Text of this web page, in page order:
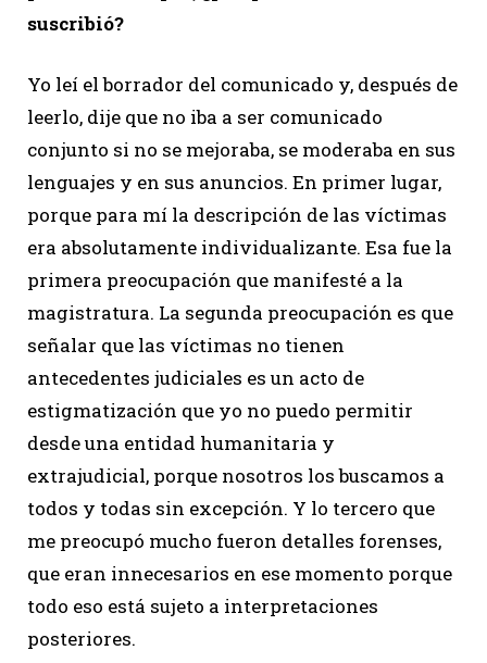
suscribió?
Yo leí el borrador del comunicado y, después de
leerlo, dije que no iba a ser comunicado
conjunto si no se mejoraba, se moderaba en sus
lenguajes y en sus anuncios. En primer lugar,
porque para mí la descripción de las víctimas
era absolutamente individualizante. Esa fue la
primera preocupación que manifesté a la
magistratura. La segunda preocupación es que
señalar que las víctimas no tienen
antecedentes judiciales es un acto de
estigmatización que yo no puedo permitir
desde una entidad humanitaria y
extrajudicial, porque nosotros los buscamos a
todos y todas sin excepción. Y lo tercero que
me preocupó mucho fueron detalles forenses,
que eran innecesarios en ese momento porque
todo eso está sujeto a interpretaciones
posteriores.